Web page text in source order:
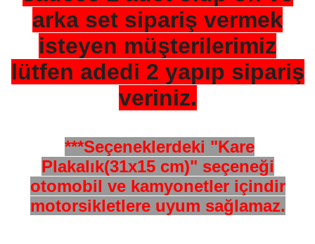
arka set sipariş vermek
isteyen müşterilerimiz
lütfen adedi 2 yapıp sipariş
veriniz.
***Seçeneklerdeki "Kare
Plakalık(31x15 cm)" seçeneği
otomobil ve kamyonetler içindir
motorsikletlere uyum sağlamaz.